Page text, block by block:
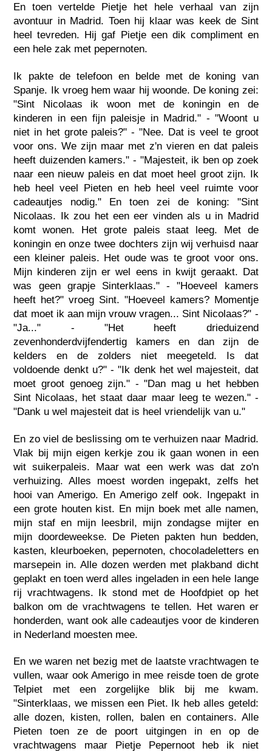
En toen vertelde Pietje het hele verhaal van zijn
avontuur in Madrid. Toen hij klaar was keek de Sint
heel tevreden. Hij gaf Pietje een dik compliment en
een hele zak met pepernoten.
Ik pakte de telefoon en belde met de koning van
Spanje. Ik vroeg hem waar hij woonde. De koning zei:
"Sint Nicolaas ik woon met de koningin en de
kinderen in een fijn paleisje in Madrid." - "Woont u
niet in het grote paleis?" - "Nee. Dat is veel te groot
voor ons. We zijn maar met z'n vieren en dat paleis
heeft duizenden kamers." - "Majesteit, ik ben op zoek
naar een nieuw paleis en dat moet heel groot zijn. Ik
heb heel veel Pieten en heb heel veel ruimte voor
cadeautjes nodig." En toen zei de koning: "Sint
Nicolaas. Ik zou het een eer vinden als u in Madrid
komt wonen. Het grote paleis staat leeg. Met de
koningin en onze twee dochters zijn wij verhuisd naar
een kleiner paleis. Het oude was te groot voor ons.
Mijn kinderen zijn er wel eens in kwijt geraakt. Dat
was geen grapje Sinterklaas." - "Hoeveel kamers
heeft het?" vroeg Sint. "Hoeveel kamers? Momentje
dat moet ik aan mijn vrouw vragen... Sint Nicolaas?" -
"Ja..." - "Het heeft drieduizend
zevenhonderdvijfendertig kamers en dan zijn de
kelders en de zolders niet meegeteld. Is dat
voldoende denkt u?" - "Ik denk het wel majesteit, dat
moet groot genoeg zijn." - "Dan mag u het hebben
Sint Nicolaas, het staat daar maar leeg te wezen." -
"Dank u wel majesteit dat is heel vriendelijk van u."
En zo viel de beslissing om te verhuizen naar Madrid.
Vlak bij mijn eigen kerkje zou ik gaan wonen in een
wit suikerpaleis. Maar wat een werk was dat zo'n
verhuizing. Alles moest worden ingepakt, zelfs het
hooi van Amerigo. En Amerigo zelf ook. Ingepakt in
een grote houten kist. En mijn boek met alle namen,
mijn staf en mijn leesbril, mijn zondagse mijter en
mijn doordeweekse. De Pieten pakten hun bedden,
kasten, kleurboeken, pepernoten, chocoladeletters en
marsepein in. Alle dozen werden met plakband dicht
geplakt en toen werd alles ingeladen in een hele lange
rij vrachtwagens. Ik stond met de Hoofdpiet op het
balkon om de vrachtwagens te tellen. Het waren er
honderden, want ook alle cadeautjes voor de kinderen
in Nederland moesten mee.
En we waren net bezig met de laatste vrachtwagen te
vullen, waar ook Amerigo in mee reisde toen de grote
Telpiet met een zorgelijke blik bij me kwam.
"Sinterklaas, we missen een Piet. Ik heb alles geteld:
alle dozen, kisten, rollen, balen en containers. Alle
Pieten toen ze de poort uitgingen in en op de
vrachtwagens maar Pietje Pepernoot heb ik niet